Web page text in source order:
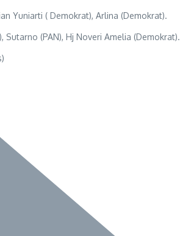
Yuniarti ( Demokrat), Arlina (Demokrat).
Sutarno (PAN), Hj Noveri Amelia (Demokrat).